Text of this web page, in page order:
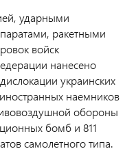
ударными
ракетными
войск
нанесено
украинских
наемников
обороны
бомб и 811
самолетного типа.